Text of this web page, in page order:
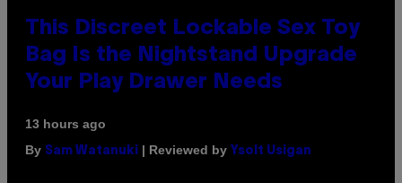
This Discreet Lockable Sex Toy
Bag Is the Nightstand Upgrade
Your Play Drawer Needs
13 hours ago
By Sam Watanuki | Reviewed by Ysolt Usigan